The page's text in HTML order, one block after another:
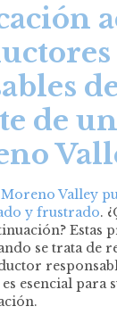
de
Valley
y frustrado.
Estas
se trata de
esencial para